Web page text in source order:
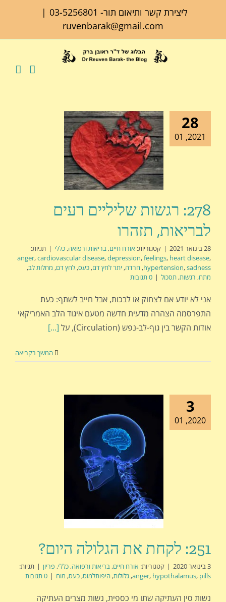
ליצירת קשר ותיאום תור- 03-5256801
|
ruvenbarak@gmail.com
28
2021, 01
278: רגשות שליליים רעים
לבריאות, תזהרו
28 בינואר 2021 | קטגוריות: אורח חיים, בריאות ורפואה, כללי | תגיות:
anger,cardiovascular disease,depression,feelings, heart disease,
hypertension,sadness
, חרדה, יתר לחץ דם, כעס, לחץ דם, מחלות לב,
מתח, רגשות, תסכול | 0 תגובות
אני לא יודע אם לצחוק או לבכות, אבל חייב לשתף: כעת
התפרסמה הצהרה מדעית חדשה מטעם איגוד הלב האמריקאי
אודות הקשר בין גוף-לב-נפש (Circulation), על
[...]
המשך בקריאה
3
2020, 01
251: לקחת את הגלולה היום?
3 בינואר 2020 | קטגוריות: אורח חיים, בריאות ורפואה, כללי, פריון | תגיות:
anger, hypothalamus, pills
, גלולות, היפותלמוס, כעס, מוח | 0 תגובות
נשות סין העתיקה שתו מי כספית, נשות מצרים העתיקה